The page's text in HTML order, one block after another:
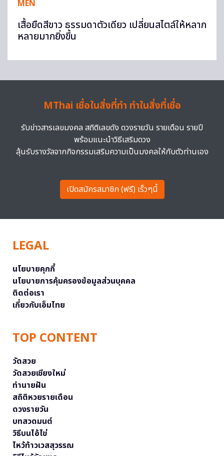
MEN
เสื้อยืดสีขาว ธรรมดาตัวเดียว เปลี่ยนสไตล์ให้หลาก
หลายมากยิ่งขึ้น
MThai เชื่อในสิ่งที่ทำ ทำในสิ่งที่เชื่อ
รับข่าวสารเลขมงคล สถิติเลขดัง ดวงรายวัน รายเดือน รายปี
พร้อมแนะนำวิธีเสริมดวง
ลุ้นรับรางวัลจากกิจกรรมเสริมความเป็นมงคลให้กับตัวท่านเอง
เปิดสมัครสมาชิก (ฟรี) เร็วๆนี้
LEGAL
นโยบายคุกกี้
นโยบายการคุ้มครองข้อมูลส่วนบุคคล
ติดต่อเรา
เกี่ยวกับเอ็มไทย
TOP CONTENT
วัดสวย
วัดสวยเชียงใหม่
ทำนายฝัน
สถิติหวยรายเดือน
ดวงรายวัน
บทสวดมนต์
วิธีบนไอ้ไข่
ไหว้ท้าวเวสสุวรรณ